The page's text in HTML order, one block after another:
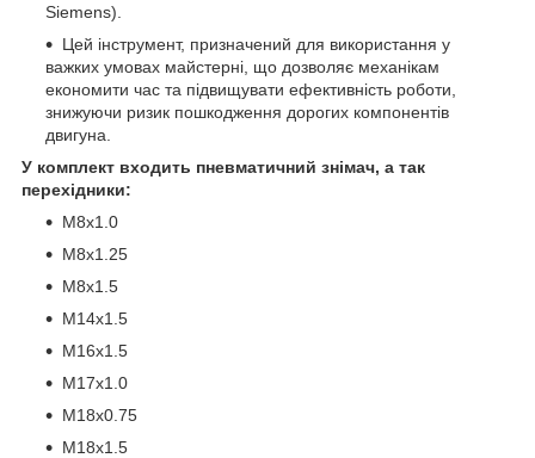
Siemens).
Цей інструмент, призначений для використання у
важких умовах майстерні, що дозволяє механікам
економити час та підвищувати ефективність роботи,
знижуючи ризик пошкодження дорогих компонентів
двигуна.
У комплект входить пневматичний знімач, а так
перехідники:
M8x1.0
M8x1.25
M8x1.5
M14x1.5
M16x1.5
M17x1.0
M18x0.75
M18x1.5